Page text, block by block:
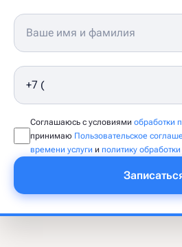
Соглашаюсь с условиями обработки
принимаю Пользовательское
времени услуги и политику